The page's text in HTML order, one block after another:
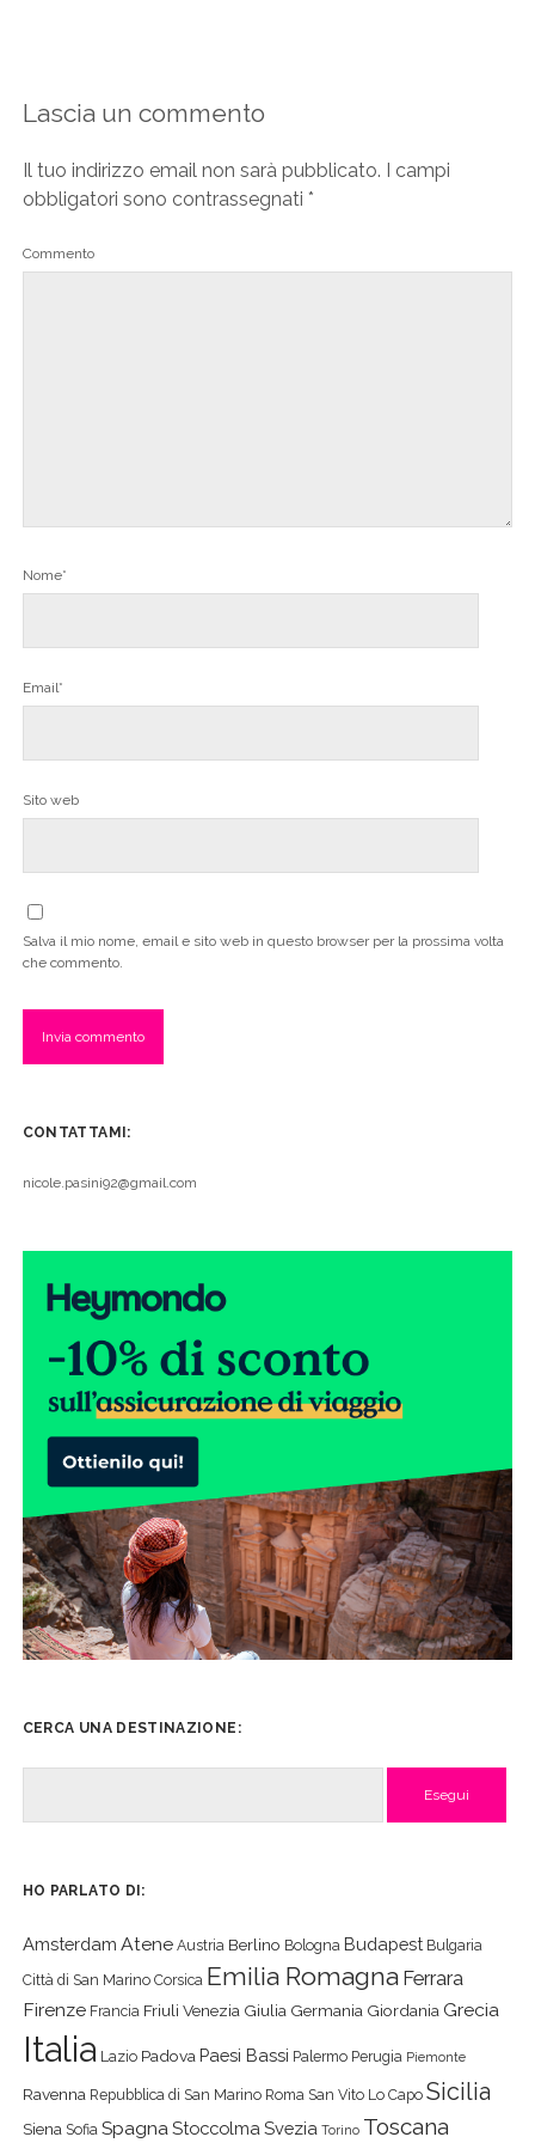
Lascia un commento
Il tuo indirizzo email non sarà pubblicato. I campi
obbligatori sono contrassegnati *
Commento
Nome*
Email*
Sito web
Salva il mio nome, email e sito web in questo browser per la prossima volta
che commento.
CONTATTAMI:
nicole.pasini92@gmail.com
CERCA UNA DESTINAZIONE:
HO PARLATO DI:
Amsterdam Atene Austria Berlino Bologna Budapest Bulgaria
Città di San Marino Corsica Emilia Romagna Ferrara
Firenze Francia Friuli Venezia Giulia Germania Giordania Grecia
Italia Lazio Padova Paesi Bassi Palermo Perugia Piemonte
Ravenna Repubblica di San Marino Roma San Vito Lo Capo Sicilia
Siena Sofia SpagnaStoccolma Svezia Torino Toscana